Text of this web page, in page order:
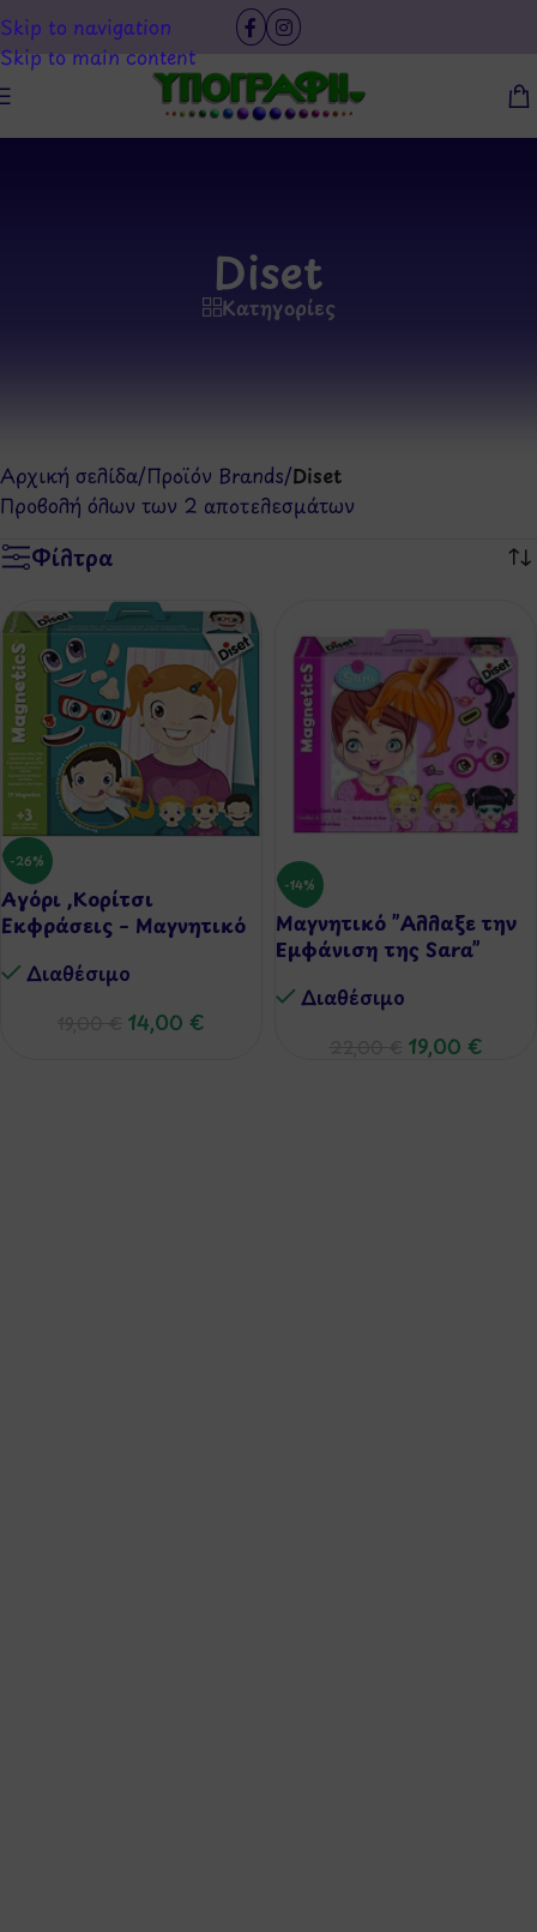
Skip to navigation
Skip to main content
Diset
Κατηγορίες
Αρχική σελίδα/Προϊόν Brands/Diset
Προβολή όλων των 2 αποτελεσμάτων
Φίλτρα
-26%
Αγόρι ,Κορίτσι
Εκφράσεις – Μαγνητικό
Διαθέσιμo
14,00 €
-14%
Μαγνητικό ”Αλλαξε την
Εμφάνιση της Sara”
Διαθέσιμo
19,00 €